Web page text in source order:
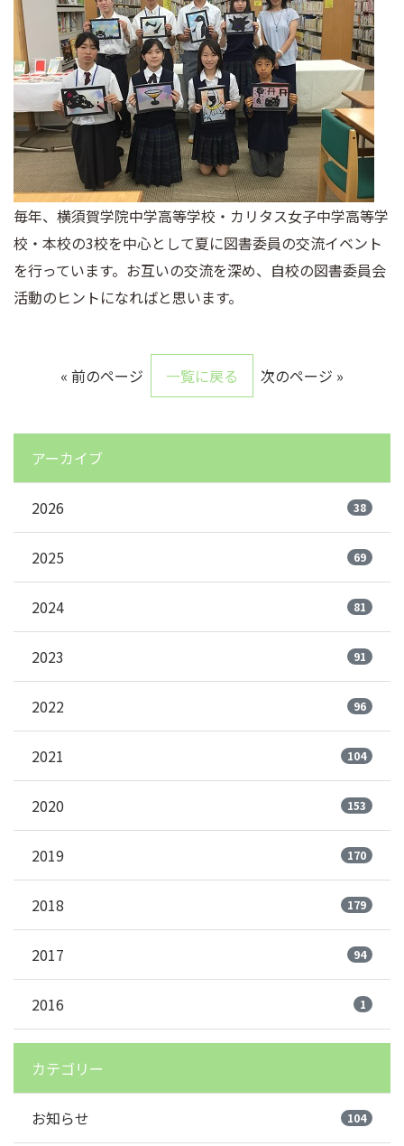
毎年、横須賀学院中学高等学校・カリタス女子中学高等学
校・本校の3校を中心として夏に図書委員の交流イベント
を行っています。お互いの交流を深め、自校の図書委員会
活動のヒントになればと思います。
« 前のページ 一覧に戻る 次のページ »
アーカイブ
2026 38
2025 69
2024 81
2023 91
2022 96
2021 104
2020 153
2019 170
2018 179
2017 94
2016 1
カテゴリー
お知らせ 104